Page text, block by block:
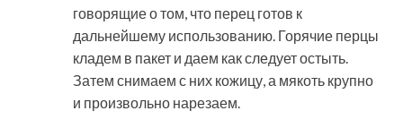
говорящие о том, что перец готов к
дальнейшему использованию. Горячие перцы
кладем в пакет и даем как следует остыть.
Затем снимаем с них кожицу, а мякоть крупно
и произвольно нарезаем.